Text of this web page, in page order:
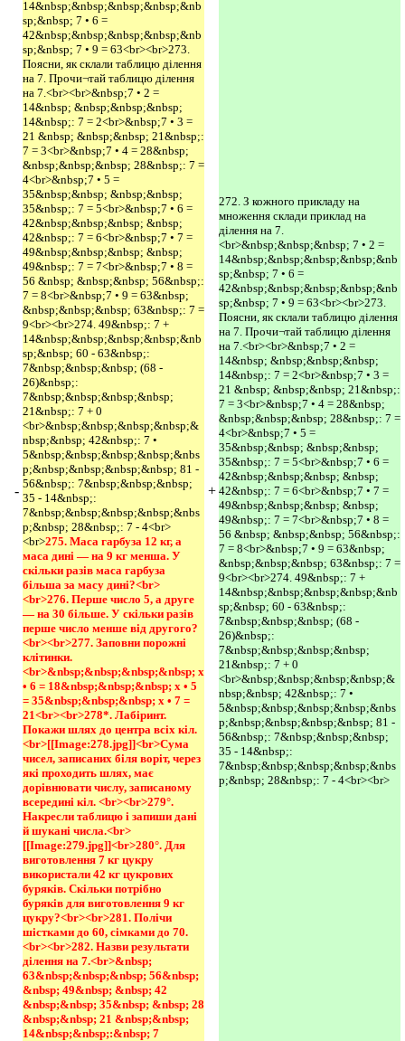
-
14&nbsp;&nbsp;&nbsp;&nbsp;&nb
sp;&nbsp; 7 • 6 =
42&nbsp;&nbsp;&nbsp;&nbsp;&nb
sp;&nbsp; 7 • 9 = 63<br><br>273.
Поясни, як склали таблицю ділення
на 7. Прочи¬тай таблицю ділення
на 7.<br><br>&nbsp;7 • 2 =
14&nbsp; &nbsp;&nbsp;&nbsp;
14&nbsp;: 7 = 2<br>&nbsp;7 • 3 =
21 &nbsp; &nbsp;&nbsp; 21&nbsp;:
7 = 3<br>&nbsp;7 • 4 = 28&nbsp;
&nbsp;&nbsp;&nbsp; 28&nbsp;: 7 =
4<br>&nbsp;7 • 5 =
35&nbsp;&nbsp; &nbsp;&nbsp;
35&nbsp;: 7 = 5<br>&nbsp;7 • 6 =
42&nbsp;&nbsp;&nbsp; &nbsp;
42&nbsp;: 7 = 6<br>&nbsp;7 • 7 =
49&nbsp;&nbsp;&nbsp; &nbsp;
49&nbsp;: 7 = 7<br>&nbsp;7 • 8 =
56 &nbsp; &nbsp;&nbsp; 56&nbsp;:
7 = 8<br>&nbsp;7 • 9 = 63&nbsp;
&nbsp;&nbsp;&nbsp; 63&nbsp;: 7 =
9<br><br>274. 49&nbsp;: 7 +
14&nbsp;&nbsp;&nbsp;&nbsp;&nb
sp;&nbsp; 60 - 63&nbsp;:
7&nbsp;&nbsp;&nbsp; (68 -
26)&nbsp;:
7&nbsp;&nbsp;&nbsp;&nbsp;
21&nbsp;: 7 + 0
<br>&nbsp;&nbsp;&nbsp;&nbsp;&
nbsp;&nbsp; 42&nbsp;: 7 •
5&nbsp;&nbsp;&nbsp;&nbsp;&nbs
p;&nbsp;&nbsp;&nbsp;&nbsp; 81 -
56&nbsp;: 7&nbsp;&nbsp;&nbsp;
35 - 14&nbsp;:
7&nbsp;&nbsp;&nbsp;&nbsp;&nbs
p;&nbsp; 28&nbsp;: 7 - 4<br>
<br>275. Маса гарбуза 12 кг, а
маса дині — на 9 кг менша. У
скільки разів маса гарбуза
більша за масу дині?<br>
<br>276. Перше число 5, а друге
— на 30 більше. У скільки разів
перше число менше від другого?
<br><br>277. Заповни порожні
клітинки.
<br>&nbsp;&nbsp;&nbsp;&nbsp; х
• 6 = 18&nbsp;&nbsp;&nbsp; х • 5
= 35&nbsp;&nbsp;&nbsp; х • 7 =
21<br><br>278*. Лабіринт.
Покажи шлях до центра всіх кіл.
<br>[[Image:278.jpg]]<br>Сума
чисел, записаних біля воріт, через
які проходить шлях, має
дорівнювати числу, записаному
всередині кіл. <br><br>279°.
Накресли таблицю і запиши дані
й шукані числа.<br>
[[Image:279.jpg]]<br>280°. Для
виготовлення 7 кг цукру
використали 42 кг цукрових
буряків. Скільки потрібно
буряків для виготовлення 9 кг
цукру?<br><br>281. Полічи
шістками до 60, сімками до 70.
<br><br>282. Назви результати
ділення на 7.<br>&nbsp;
63&nbsp;&nbsp;&nbsp; 56&nbsp;
&nbsp; 49&nbsp; &nbsp; 42
&nbsp;&nbsp; 35&nbsp; &nbsp; 28
&nbsp;&nbsp; 21 &nbsp;&nbsp;
14&nbsp;&nbsp;:&nbsp; 7
+
272. З кожного прикладу на
множення склади приклад на
ділення на 7.
<br>&nbsp;&nbsp;&nbsp; 7 • 2 =
14&nbsp;&nbsp;&nbsp;&nbsp;&nb
sp;&nbsp; 7 • 6 =
42&nbsp;&nbsp;&nbsp;&nbsp;&nb
sp;&nbsp; 7 • 9 = 63<br><br>273.
Поясни, як склали таблицю ділення
на 7. Прочи¬тай таблицю ділення
на 7.<br><br>&nbsp;7 • 2 =
14&nbsp; &nbsp;&nbsp;&nbsp;
14&nbsp;: 7 = 2<br>&nbsp;7 • 3 =
21 &nbsp; &nbsp;&nbsp; 21&nbsp;:
7 = 3<br>&nbsp;7 • 4 = 28&nbsp;
&nbsp;&nbsp;&nbsp; 28&nbsp;: 7 =
4<br>&nbsp;7 • 5 =
35&nbsp;&nbsp; &nbsp;&nbsp;
35&nbsp;: 7 = 5<br>&nbsp;7 • 6 =
42&nbsp;&nbsp;&nbsp; &nbsp;
42&nbsp;: 7 = 6<br>&nbsp;7 • 7 =
49&nbsp;&nbsp;&nbsp; &nbsp;
49&nbsp;: 7 = 7<br>&nbsp;7 • 8 =
56 &nbsp; &nbsp;&nbsp; 56&nbsp;:
7 = 8<br>&nbsp;7 • 9 = 63&nbsp;
&nbsp;&nbsp;&nbsp; 63&nbsp;: 7 =
9<br><br>274. 49&nbsp;: 7 +
14&nbsp;&nbsp;&nbsp;&nbsp;&nb
sp;&nbsp; 60 - 63&nbsp;:
7&nbsp;&nbsp;&nbsp; (68 -
26)&nbsp;:
7&nbsp;&nbsp;&nbsp;&nbsp;
21&nbsp;: 7 + 0
<br>&nbsp;&nbsp;&nbsp;&nbsp;&
nbsp;&nbsp; 42&nbsp;: 7 •
5&nbsp;&nbsp;&nbsp;&nbsp;&nbs
p;&nbsp;&nbsp;&nbsp;&nbsp; 81 -
56&nbsp;: 7&nbsp;&nbsp;&nbsp;
35 - 14&nbsp;:
7&nbsp;&nbsp;&nbsp;&nbsp;&nbs
p;&nbsp; 28&nbsp;: 7 - 4<br><br>